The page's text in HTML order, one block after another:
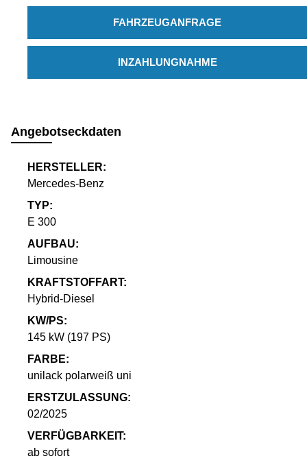
FAHRZEUGANFRAGE
INZAHLUNGNAHME
Angebotseckdaten
HERSTELLER:
Mercedes-Benz
TYP:
E 300
AUFBAU:
Limousine
KRAFTSTOFFART:
Hybrid-Diesel
KW/PS:
145 kW (197 PS)
FARBE:
unilack polarweiß uni
ERSTZULASSUNG:
02/2025
VERFÜGBARKEIT:
ab sofort